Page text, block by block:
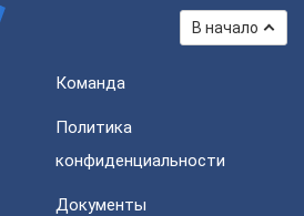
В начало
Команда
Политика
конфиденциальности
Документы